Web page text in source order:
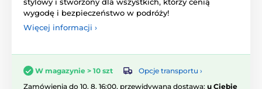
wygodę i bezpieczeństwo w podróży!
Więcej informacji ›
W magazynie > 10 szt
Opcje transportu ›
Zamówienia do 10. 8. 16:00, przewidywana dostawa: u Ciebie